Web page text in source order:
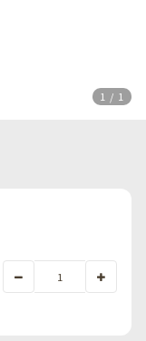
1 / 1